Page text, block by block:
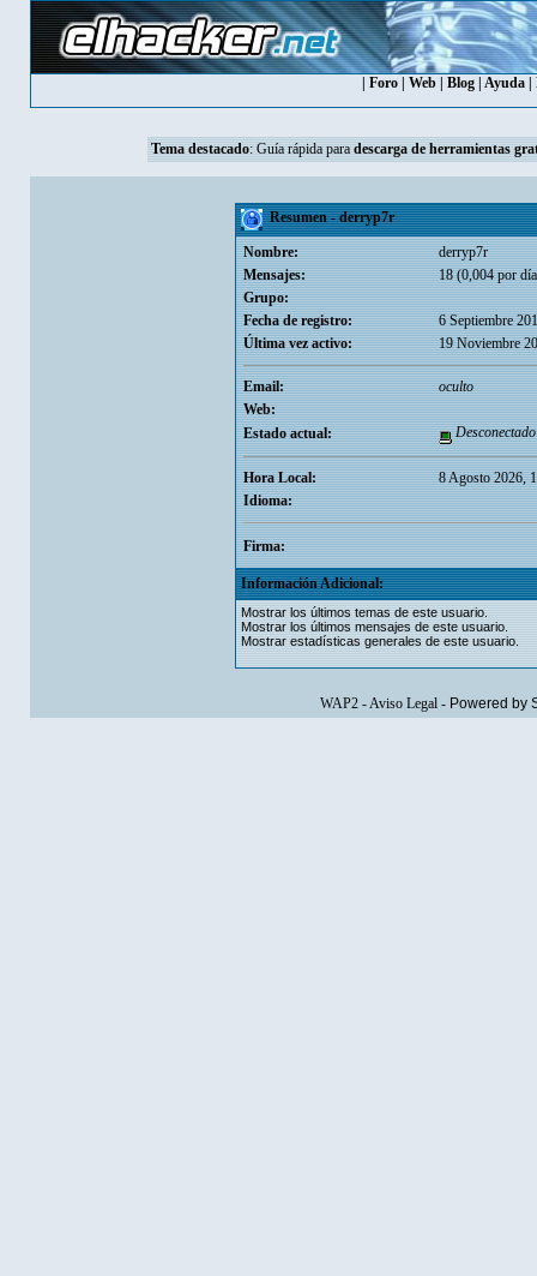
Foro Web Blog Ayuda
Tema destacado: Guía rápida para descarga de herramientas
Resumen - derryp7r
Nombre:
derryp7r
Mensajes:
18 (0,004 por
Grupo:
Fecha de registro:
6 Septiembre
Última vez activo:
19 Noviembre
Email:
oculto
Web:
Estado actual:
Desconectado
Hora Local:
8 Agosto 2026,
Idioma:
Firma:
Información Adicional:
Mostrar los últimos temas de este usuario.
Mostrar los últimos mensajes de este usuario.
Mostrar estadísticas generales de este usuario.
WAP2-Aviso Legal- Powered by